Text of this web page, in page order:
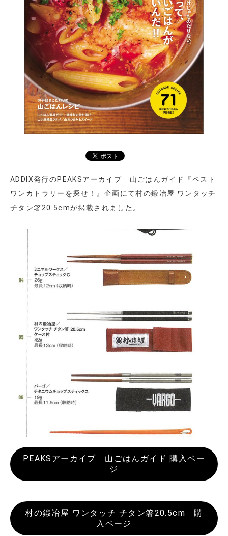
ADDIX発行のPEAKSアーカイブ 山ごはんガイド『ベスト
ワンカトラリーを探せ！』企画にて村の鍛冶屋 ワンタッチ
チタン箸20.5cmが掲載されました。
PEAKSアーカイブ 山ごはんガイド 購入ペー
ジ
村の鍛冶屋 ワンタッチ チタン箸20.5cm 購
入ページ